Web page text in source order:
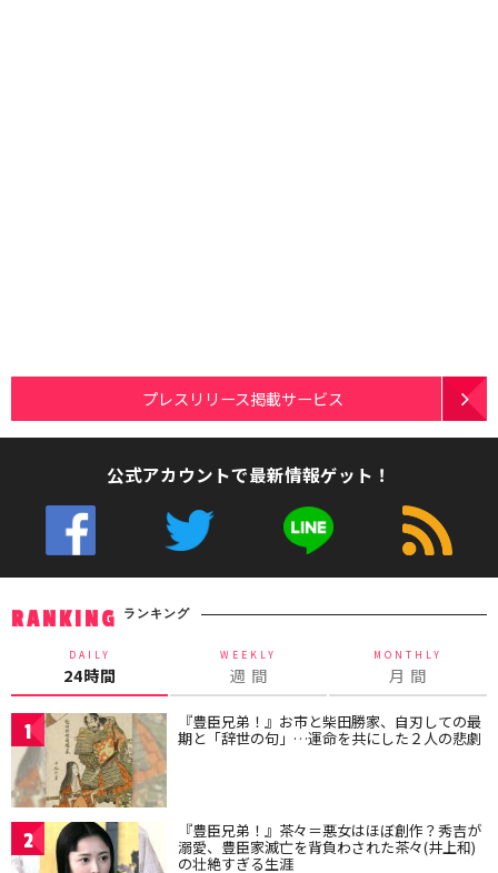
プレスリリース掲載サービス
公式アカウントで最新情報ゲット！
RANKING ランキング
DAILY
24時間
WEEKLY
週 間
MONTHLY
月 間
1 『豊臣兄弟！』お市と柴田勝家、自刃しての最
期と「辞世の句」…運命を共にした２人の悲劇
2 『豊臣兄弟！』茶々＝悪女はほぼ創作？秀吉が
溺愛、豊臣家滅亡を背負わされた茶々(井上和)
の壮絶すぎる生涯